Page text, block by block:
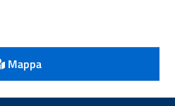
Mappa